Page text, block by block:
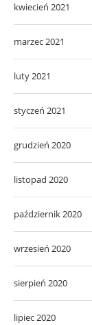
kwiecień 2021
marzec 2021
luty 2021
styczeń 2021
grudzień 2020
listopad 2020
październik 2020
wrzesień 2020
sierpień 2020
lipiec 2020